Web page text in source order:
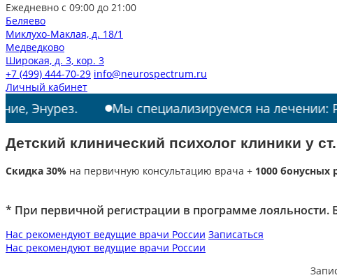
Ежедневно с 09:00 до 21:00
Беляево
Миклухо-Маклая, д. 18/1
Медведково
Широкая, д. 3, кор. 3
+7 (499) 444-70-29 info@neurospectrum.ru
Личный кабинет
Мы специализируемся на лечении: РАС,
Детский клинический психолог клиники у
Скидка 30% на первичную консультацию врача + 1000 бонусных
* При первичной регистрации в программе лояльности.
Нас рекомендуют ведущие врачи России Записаться
Нас рекомендуют ведущие врачи России